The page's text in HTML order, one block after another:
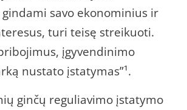
savo ekonominius ir
turi teisę streikuoti.
įgyvendinimo
nustato įstatymas”¹.
ginčų reguliavimo įstatymo